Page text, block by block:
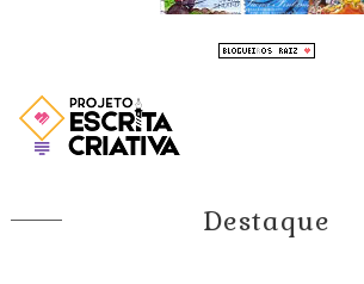
Destaque